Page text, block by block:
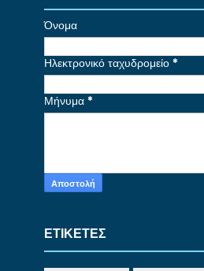
Όνομα
Ηλεκτρονικό ταχυδρομείο *
Μήνυμα *
ΕΤΙΚΕΤΕΣ